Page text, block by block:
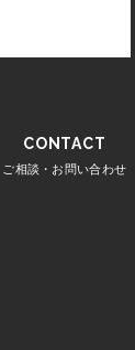
CONTACT
ご相談・お問い合わせ